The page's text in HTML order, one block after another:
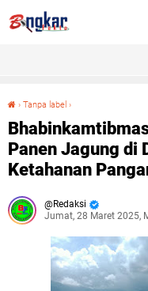
› Tanpa label ›
Panen Jagung di
Ketahanan
Redaksi
Jumat, 28 Maret 2025,